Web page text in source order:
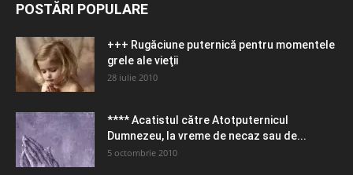
POSTĂRI POPULARE
+++ Rugăciune puternică pentru momentele
grele ale vieţii
28 iulie 2010
**** Acatistul către Atotputernicul
Dumnezeu, la vreme de necaz sau de...
5 octombrie 2010